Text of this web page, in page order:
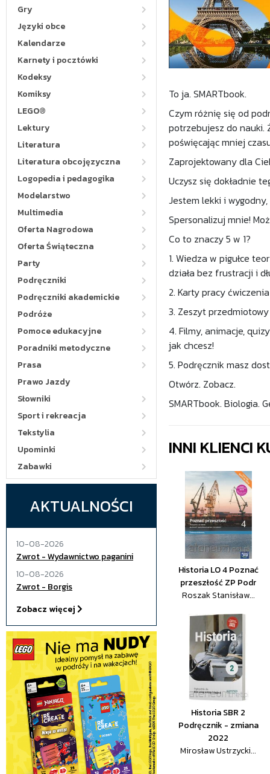
Gry
Języki obce
Kalendarze
Karnety i pocztówki
Kodeksy
Komiksy
LEGO®
Lektury
Literatura
Literatura obcojęzyczna
Logopedia i pedagogika
Modelarstwo
Multimedia
Oferta Nagrodowa
Oferta Świąteczna
Party
Podręczniki
Podręczniki akademickie
Podróże
Pomoce edukacyjne
Poradniki metodyczne
Prasa
Prawo Jazdy
Słowniki
Sport i rekreacja
Tekstylia
Upominki
Zabawki
AKTUALNOŚCI
10-08-2026
Zwrot - Wydawnictwo paganini
10-08-2026
Zwrot - Borgis
Zobacz więcej
To ja. SMARTbook.
Czym różnię się od
potrzebujesz do nauki.
poświęcając mniej
Zaprojektowany dla
Uczysz się dokładnie
Jestem lekki i
Spersonalizuj mnie!
Co to znaczy 5 w 1?
1. Wiedza w pigułce
działa bez frustracji i
2. Karty pracy
3. Zeszyt
4. Filmy, animacje,
jak chcesz!
5. Podręcznik masz
Otwórz. Zobacz.
SMARTbook. Biologia.
INNI KLIENCI
Historia LO 4 Poznać
przeszłość ZP Podr
Roszak Stanisław...
Historia SBR 2
Podręcznik - zmiana
2022
Mirosław Ustrzycki...